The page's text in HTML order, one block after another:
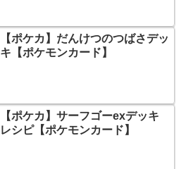
【ポケカ】だんけつのつばさデッ
キ【ポケモンカード】
【ポケカ】サーフゴーexデッキ
レシピ【ポケモンカード】